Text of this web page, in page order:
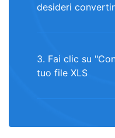
desideri
3. Fai clic su
tuo file XLS